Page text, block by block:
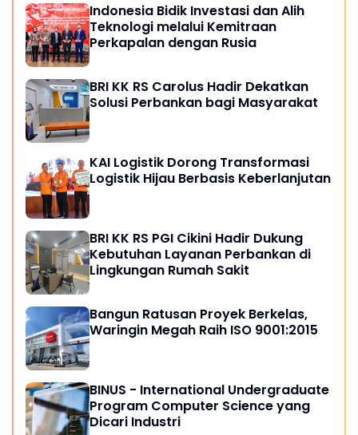
Indonesia Bidik Investasi dan Alih
Teknologi melalui Kemitraan
Perkapalan dengan Rusia
BRI KK RS Carolus Hadir Dekatkan
Solusi Perbankan bagi Masyarakat
KAI Logistik Dorong Transformasi
Logistik Hijau Berbasis Keberlanjutan
BRI KK RS PGI Cikini Hadir Dukung
Kebutuhan Layanan Perbankan di
Lingkungan Rumah Sakit
Bangun Ratusan Proyek Berkelas,
Waringin Megah Raih ISO 9001:2015
BINUS - International Undergraduate
Program Computer Science yang
Dicari Industri